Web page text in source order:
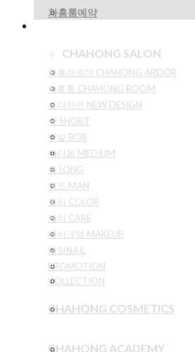
차홍룸예약
CHAHONG SALON
차홍아르더 CHAHONG ARDOR
차홍룸 CHAHONG ROOM
뉴디자인 NEW DESIGN
숏 SHORT
단발 BOB
미디움 MEDIUM
롱 LONG
맨즈 MAN
컬러 COLOR
케어 CARE
메이크업 MAKEUP
네일NAIL
PROMOTION
COLLECTION
CHAHONG COSMETICS
CHAHONG ACADEMY